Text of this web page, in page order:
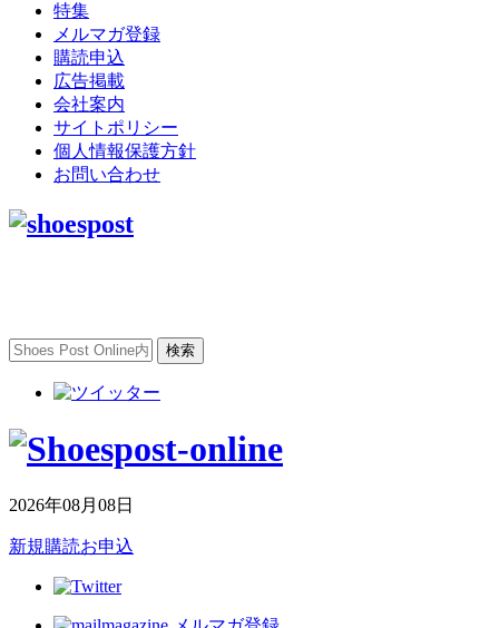
特集
メルマガ登録
購読申込
広告掲載
会社案内
サイトポリシー
個人情報保護方針
お問い合わせ
2026年08月08日
新規購読お申込